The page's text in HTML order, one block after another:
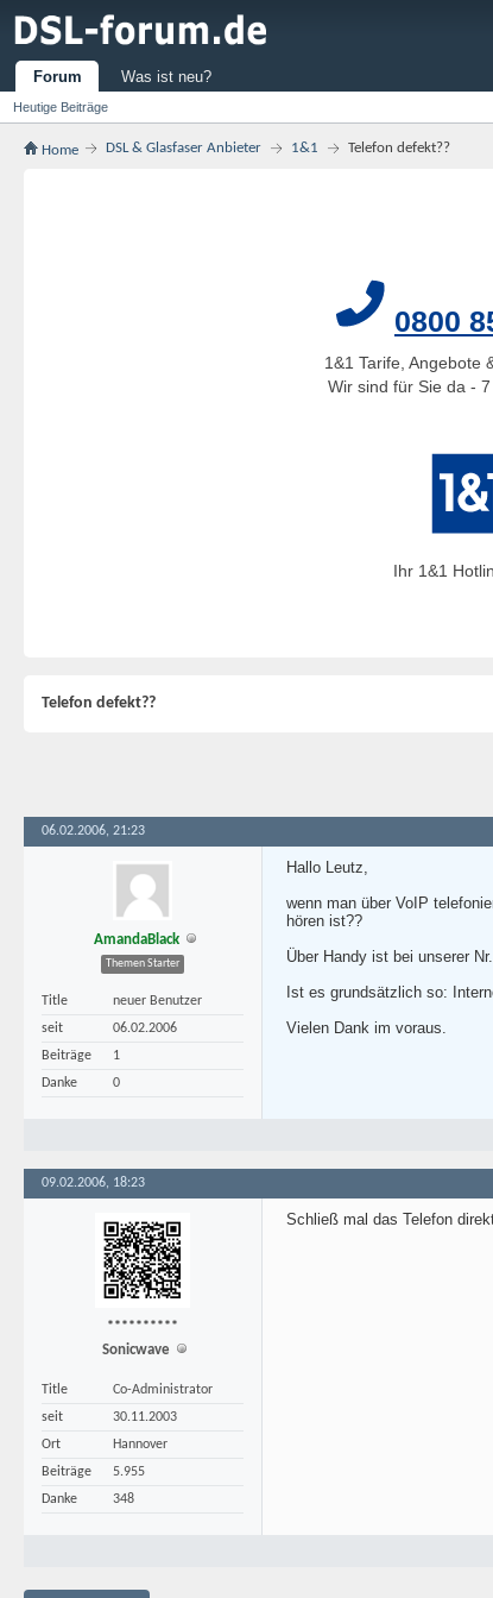
Forum
Heutige Beiträge
Was ist neu?
Home DSL & Glasfaser Anbieter 1&1 Telefon defekt??
0800
1&1 Tarife, Angebote
Wir sind für Sie da -
Ihr 1&1
Telefon defekt??
06.02.2006, 21:23
AmandaBlack
Themen Starter
Title
neuer Benutzer
seit
06.02.2006
Beiträge
1
Danke
0
Hallo Leutz,
wenn man über VoIP
hören ist??
Über Handy ist bei unserer
Ist es grundsätzlich so:
Vielen Dank im voraus.
09.02.2006, 18:23
**********
Sonicwave
Title
Co-Administrator
seit
30.11.2003
Ort
Hannover
Beiträge
5.955
Danke
348
Schließ mal das Telefon